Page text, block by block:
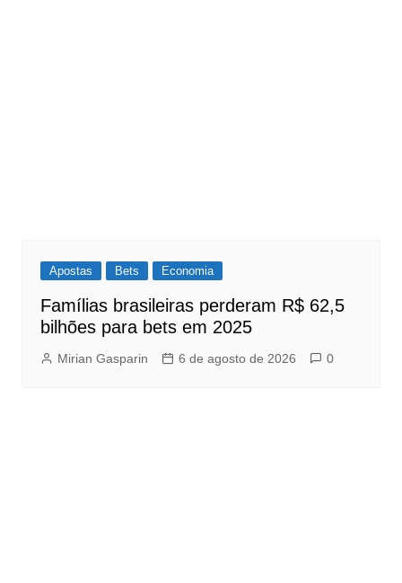
Apostas Bets Economia
Famílias brasileiras perderam R$ 62,5
bilhões para bets em 2025
Mirian Gasparin 6 de agosto de 2026 0